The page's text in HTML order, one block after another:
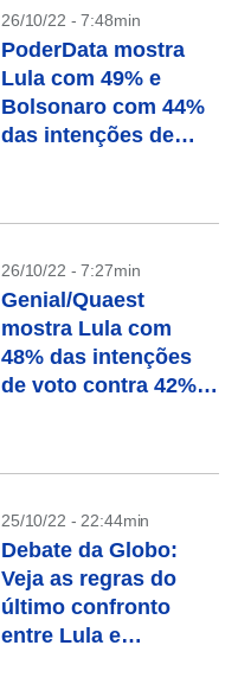
26/10/22 - 7:48min
PoderData mostra
Lula com 49% e
Bolsonaro com 44%
das intenções de
26/10/22 - 7:27min
Genial/Quaest
mostra Lula com
48% das intenções
de voto contra 42%
25/10/22 - 22:44min
Debate da Globo:
Veja as regras do
último confronto
entre Lula e